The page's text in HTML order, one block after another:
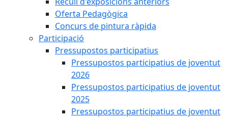
Oferta Pedagògica
Concurs de pintura ràpida
Participació
Pressupostos participatius
Pressupostos participatius de joventut
2026
Pressupostos participatius de joventut
2025
Pressupostos participatius de joventut